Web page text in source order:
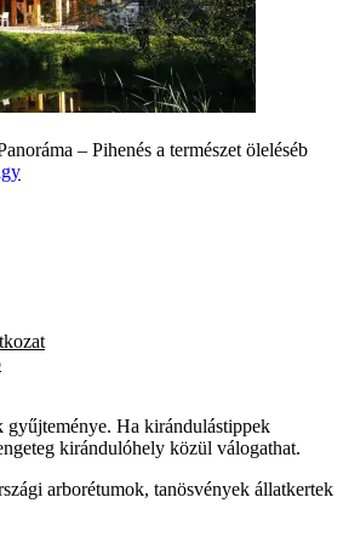
– Pihenés a természet öleléséb
Ha kirándulástippek
kirándulóhely közül válogathat.
arborétumok, tanösvények állatkertek